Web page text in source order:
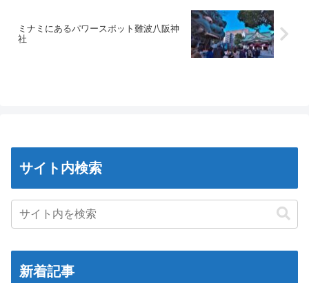
ミナミにあるパワースポット難波八阪神
社
サイト内検索
新着記事